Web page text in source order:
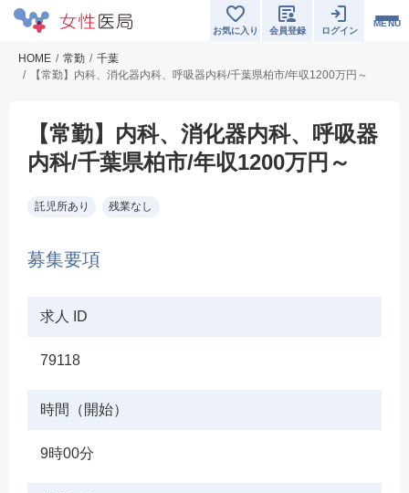
MENU
お気に入り 会員登録 ログイン
HOME 常勤
千葉
【常勤】内科、消化器内科、呼吸器内科/千葉県柏市/年収1200万円～
【常勤】内科、消化器内科、呼吸器
内科/千葉県柏市/年収1200万円～
託児所あり 残業なし
募集要項
求人 ID
79118
時間（開始）
9時00分